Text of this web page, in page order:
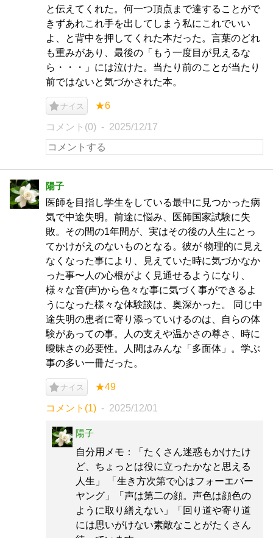
と伝えてくれた。何一つ頂点まで達することがで
きずあれこれ手を出してしまう私にこれでいい
よ、と背中を押してくれた本だった。言葉のどれ
も重みがあり、最後の「もう一度目が見えるな
ら・・・」には泣けた。当たり前のことが当たり
前ではないと気づかされた本。
ナイス ★6
コメント(0) 2025/12/17
陽子
医師を目指し学生をしている最中に見つかった病
気で中途失明。前途に悩み、医師国家試験に失
敗。その間の1年間が、実はその後の人生にとっ
てかけがえのないものとなる。彼が 物理的に見え
なくなった事により、見えていた時に気づかなか
った事〜人の心根がよく見通せるようになり、
様々な音(声)から色々な事に気づく事ができるよ
うになった様々な体験談は、奥深かった。 同じ中
途失明の患者に寄り添っていけるのは、自らの体
験があっての事。人の支えや温かさの尊さ、時に
曖昧さの必要性。人間はみんな「多面体」。学ぶ
事の多い一冊だった。
ナイス ★49
コメント(1) 2025/12/01
陽子
自分用メモ：「たくさん迷惑もかけたけ
ど、ちょっとは役に立ったかなと思える
人生」 「生き方次第で心はフォーエバー
ヤング」「声は第二の顔。声色は顔色の
ように取り繕えない」「回り道や寄り道
には思いがけない素敵なことがたくさん